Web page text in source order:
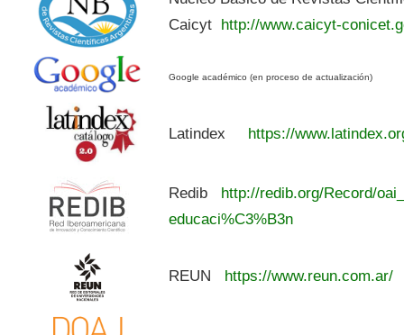
Caicyt http://www.caicyt-
Google académico (en proceso de actualización)
Latindex https://
Redib
http://redib.org/Record/
educaci%C3%B3n
REUN https://www.reun.com.ar/